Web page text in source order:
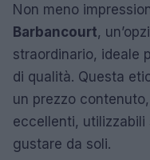
Non meno
Barbancourt,
straordinario, ideale
di qualità. Questa
un prezzo
eccellenti,
gustare da soli.